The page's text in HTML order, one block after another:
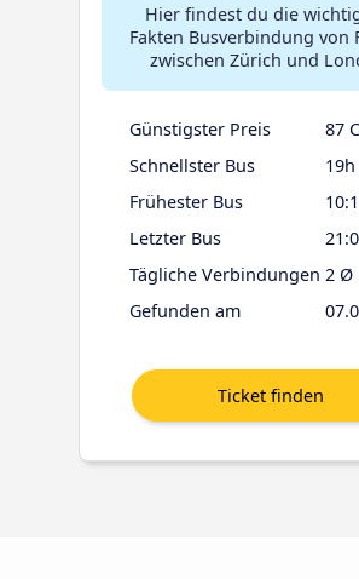
Hier findest du die
Fakten Busverbindung von
zwischen Zürich und
Günstigster Preis
87
Schnellster Bus
Frühester Bus
Letzter Bus
Tägliche Verbindungen 2 Ø
Gefunden am